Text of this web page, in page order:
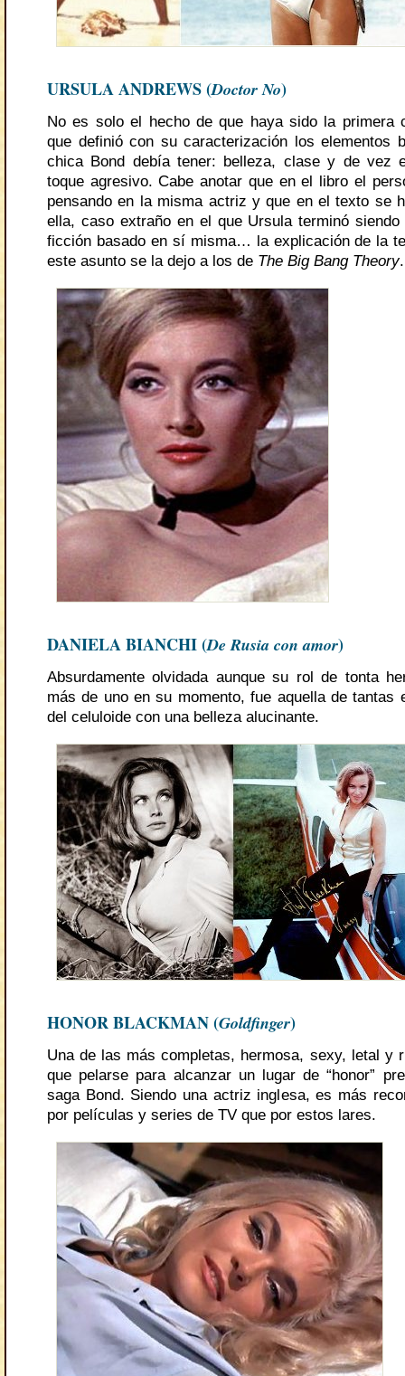
URSULA ANDREWS (Doctor No)
No es solo el hecho de que haya sido la primera
que definió con su caracterización los elementos
chica Bond debía tener: belleza, clase y de vez
toque agresivo. Cabe anotar que en el libro el
pensando en la misma actriz y que en el texto se
ella, caso extraño en el que Ursula terminó siendo
ficción basado en sí misma… la explicación de la
este asunto se la dejo a los de The Big Bang Theory.
DANIELA BIANCHI (De Rusia con amor)
Absurdamente olvidada aunque su rol de tonta
más de uno en su momento, fue aquella de tantas
del celuloide con una belleza alucinante.
HONOR BLACKMAN (Goldfinger)
Una de las más completas, hermosa, sexy, letal y
que pelarse para alcanzar un lugar de “honor”
saga Bond. Siendo una actriz inglesa, es más
por películas y series de TV que por estos lares.